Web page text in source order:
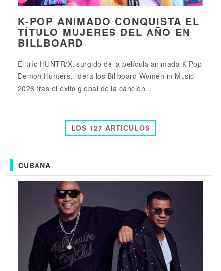
K-POP ANIMADO CONQUISTA EL
TÍTULO MUJERES DEL AÑO EN
BILLBOARD
El trío HUNTR/X, surgido de la película animada K-Pop
Demon Hunters, lidera los Billboard Women in Music
2026 tras el éxito global de la canción...
LOS 127 ARTICULOS
CUBANA